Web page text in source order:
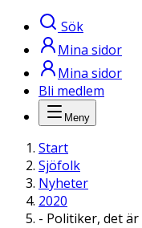
Sök
Mina sidor
Mina sidor
Bli medlem
Meny
Start
Sjöfolk
Nyheter
2020
- Politiker, det